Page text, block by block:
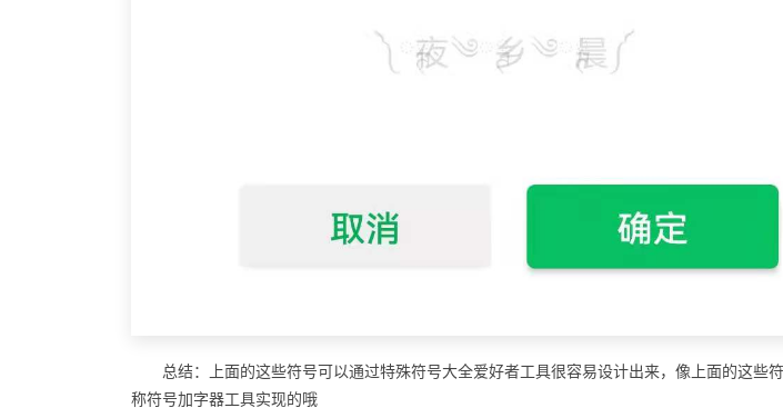
总结：上面的这些符号可以通过特殊符号大全爱好者工具很容易设计出来，像上面的这些
称符号加字器工具实现的哦